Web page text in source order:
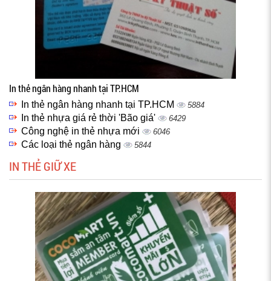
In thẻ ngân hàng nhanh tại TP.HCM
In thẻ ngân hàng nhanh tại TP.HCM 5884
In thẻ nhựa giá rẻ thời 'Bão giá' 6429
Công nghệ in thẻ nhựa mới 6046
Các loại thẻ ngân hàng 5844
IN THẺ GIỮ XE